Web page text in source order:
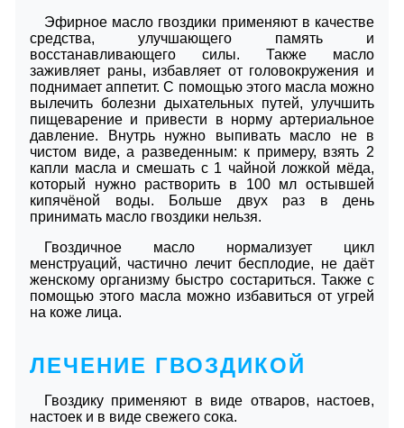
Эфирное масло гвоздики применяют в качестве
средства, улучшающего память и
восстанавливающего силы. Также масло
заживляет раны, избавляет от головокружения и
поднимает аппетит. С помощью этого масла можно
вылечить болезни дыхательных путей, улучшить
пищеварение и привести в норму артериальное
давление. Внутрь нужно выпивать масло не в
чистом виде, а разведенным: к примеру, взять 2
капли масла и смешать с 1 чайной ложкой мёда,
который нужно растворить в 100 мл остывшей
кипячёной воды. Больше двух раз в день
принимать масло гвоздики нельзя.
Гвоздичное масло нормализует цикл
менструаций, частично лечит бесплодие, не даёт
женскому организму быстро состариться. Также с
помощью этого масла можно избавиться от угрей
на коже лица.
ЛЕЧЕНИЕ ГВОЗДИКОЙ
Гвоздику применяют в виде отваров, настоев,
настоек и в виде свежего сока.